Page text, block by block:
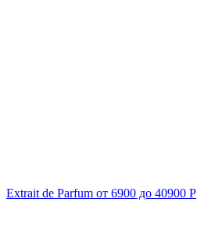
Extrait de Parfum от 6900 до 40900 Р